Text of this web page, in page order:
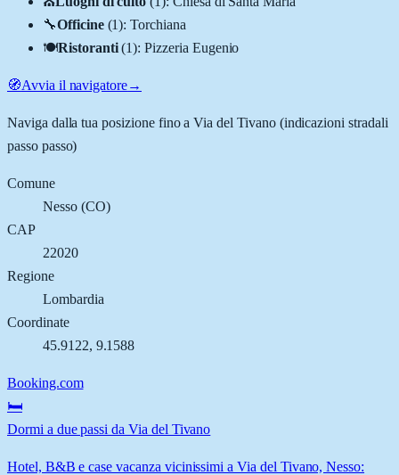
🔧Officine (1):Torchiana
🍽️Ristoranti (1):Pizzeria Eugenio
🧭Avvia il navigatore→
Naviga dalla tua posizione fino aVia del Tivano(indicazioni stradali
passo passo)
Comune
Nesso(CO)
CAP
22020
Regione
Lombardia
Coordinate
45.9122, 9.1588
Booking.com
🛏️
Dormi a due passi da Via del Tivano
Hotel, B&B e case vacanza vicinissimi a Via del Tivano, Nesso: